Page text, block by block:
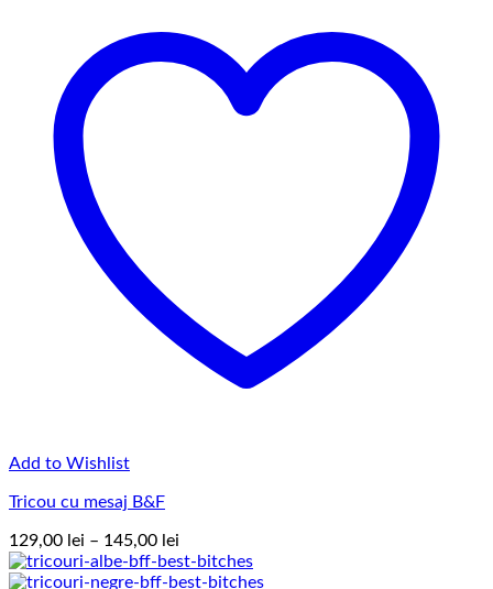
Add to Wishlist
Tricou cu mesaj B&F
129,00 lei – 145,00 lei
de
prețuri: